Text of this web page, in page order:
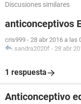
Discusiones similares
anticonceptivos
cris999 - 28 abr 2016 a las
sandra2020f - 28 abr
1 respuesta
Anticonceptivo